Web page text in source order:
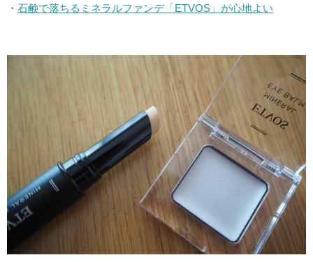
・ 石鹸で落ちるミネラルファンデ「ETVOS」が心地よい